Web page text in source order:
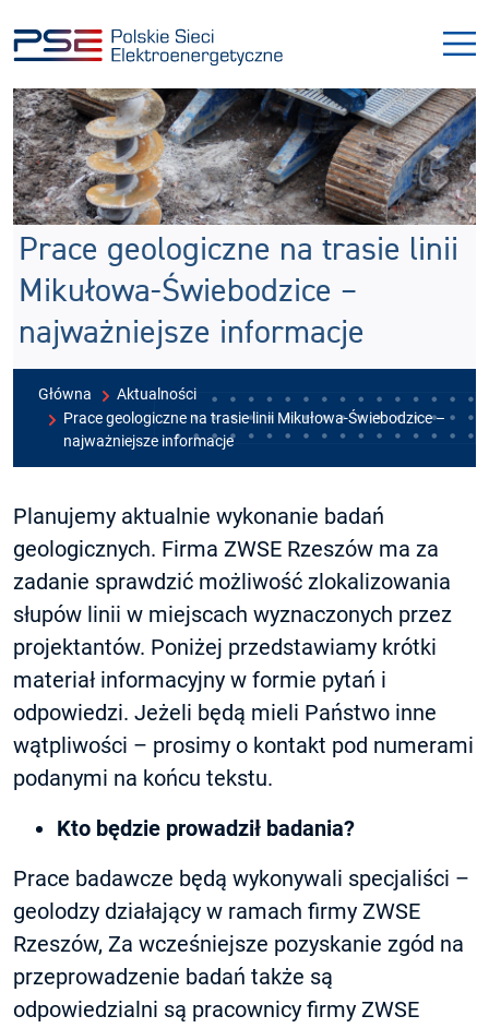
do
menu
do
treści
Prace geologiczne na trasie linii
Mikułowa-Świebodzice –
najważniejsze informacje
Główna
Aktualności
Prace geologiczne na trasie linii Mikułowa-Świebodzice –
najważniejsze informacje
Planujemy aktualnie wykonanie badań
geologicznych. Firma ZWSE Rzeszów ma za
zadanie sprawdzić możliwość zlokalizowania
słupów linii w miejscach wyznaczonych przez
projektantów. Poniżej przedstawiamy krótki
materiał informacyjny w formie pytań i
odpowiedzi. Jeżeli będą mieli Państwo inne
wątpliwości – prosimy o kontakt pod numerami
podanymi na końcu tekstu.
Kto będzie prowadził badania?
Prace badawcze będą wykonywali specjaliści –
geolodzy działający w ramach firmy ZWSE
Rzeszów, Za wcześniejsze pozyskanie zgód na
przeprowadzenie badań także są
odpowiedzialni są pracownicy firmy ZWSE